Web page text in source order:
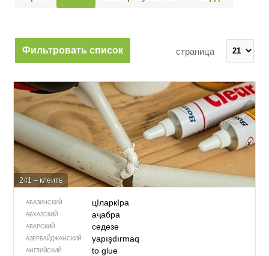
Фильтровать список страница
241 – клеить
АБАЗИНСКИЙ цIларкIра
АБХАЗСКИЙ аҷабра
АВАРСКИЙ седезе
АЗЕРБАЙДЖАН­СКИЙ yapışdırmaq
АНГЛИЙСКИЙ to glue